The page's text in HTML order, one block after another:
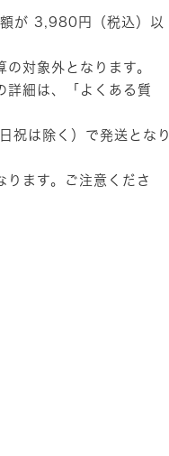
が 3,980円（税込）以
対象外となります。
細は、
「よくある質
祝は除く）で発送となり
ます。ご注意くださ